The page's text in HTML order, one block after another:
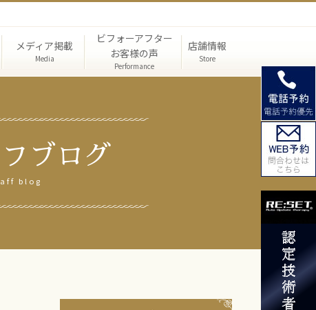
テ矯正
メディア掲載
Media
ビフォーアフター
お客様の声
Performance
験談
店舗情報
Store
ミナー
ブログ
blog